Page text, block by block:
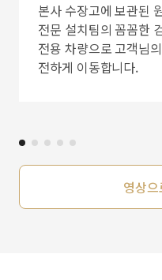
본사 수장고에 보관된
전문 설치팀의 꼼꼼한
전용 차량으로 고객님
전하게 이동합니다.
영상